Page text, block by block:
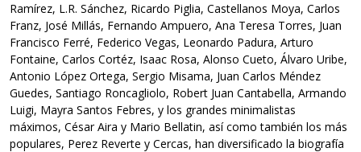
Ramírez, L.R. Sánchez, Ricardo Piglia, Castellanos Moya, Carlos
Franz, José Millás, Fernando Ampuero, Ana Teresa Torres, Juan
Francisco Ferré, Federico Vegas, Leonardo Padura, Arturo
Fontaine, Carlos Cortéz, Isaac Rosa, Alonso Cueto, Álvaro Uribe,
Antonio López Ortega, Sergio Misama, Juan Carlos Méndez
Guedes, Santiago Roncagliolo, Robert Juan Cantabella, Armando
Luigi, Mayra Santos Febres, y los grandes minimalistas
máximos, César Aira y Mario Bellatin, así como también los más
populares, Perez Reverte y Cercas, han diversificado la biografía